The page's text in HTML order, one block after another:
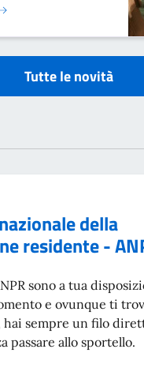
DELL'ALBO IDONEI
Tutte le novità
della
residente -
sono a tua
e ovunque ti
hai sempre un filo
passare allo sportello.